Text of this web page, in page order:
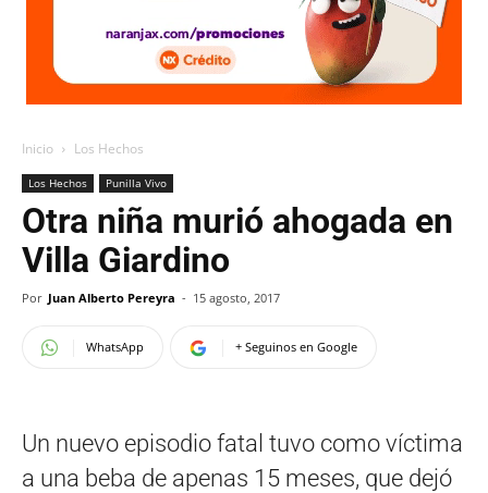
Inicio Los Hechos
Los Hechos Punilla Vivo
Otra niña murió ahogada en
Villa Giardino
Por Juan Alberto Pereyra - 15 agosto, 2017
WhatsApp + Seguinos en Google
Un nuevo episodio fatal tuvo como víctima
a una beba de apenas 15 meses, que dejó